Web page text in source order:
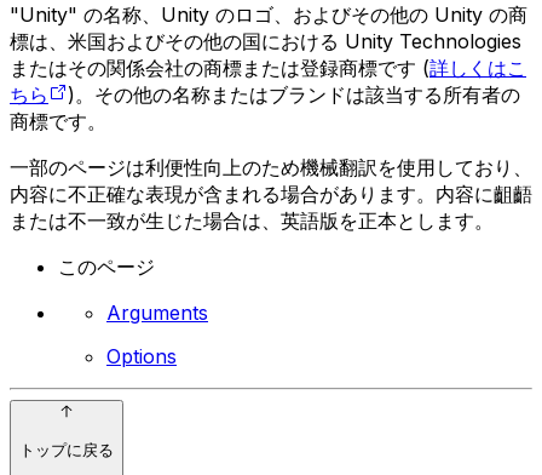
"Unity" の名称、Unity のロゴ、およびその他の Unity の商
標は、米国およびその他の国における Unity Technologies
またはその関係会社の商標または登録商標です (詳しくはこ
ちら
)。その他の名称またはブランドは該当する所有者の
商標です。
一部のページは利便性向上のため機械翻訳を使用しており、
内容に不正確な表現が含まれる場合があります。内容に齟齬
または不一致が生じた場合は、英語版を正本とします。
このページ
Arguments
Options
トップに戻る